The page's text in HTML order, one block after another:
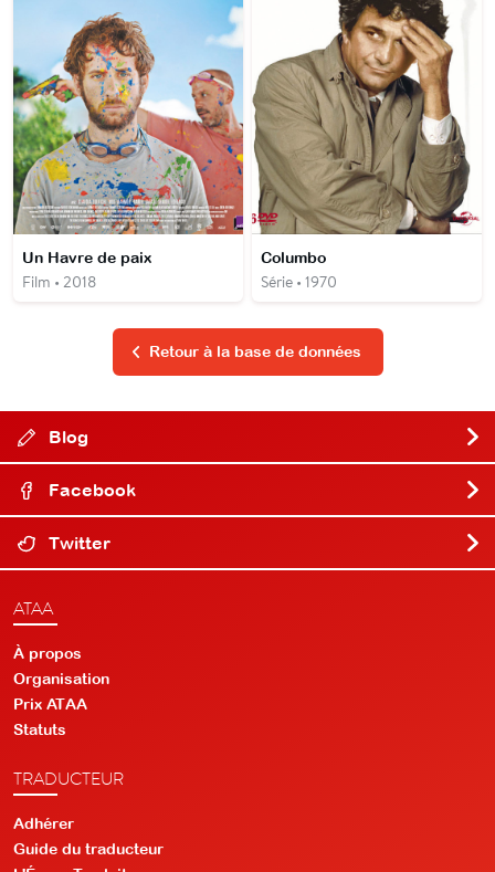
Un Havre de paix
Film • 2018
Columbo
Série • 1970
Retour à la base de données
Blog
Facebook
Twitter
ATAA
À propos
Organisation
Prix ATAA
Statuts
TRADUCTEUR
Adhérer
Guide du traducteur